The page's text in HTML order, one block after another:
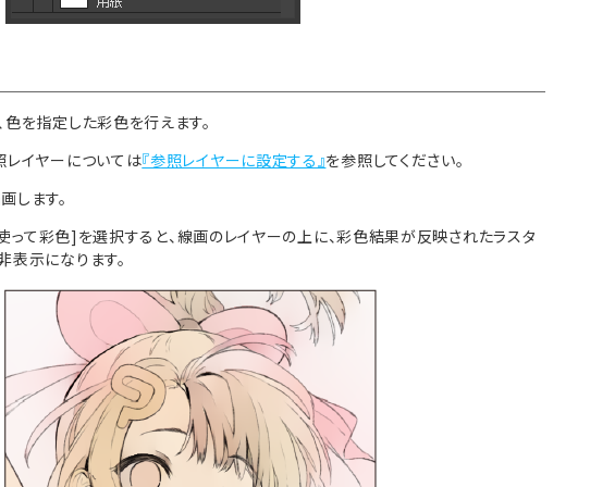
を指定した彩色を行えます。
レイヤーについては『参照レイヤーに設定する』を参照してください。
します。
彩色]を選択すると、線画のレイヤーの上に、彩色結果が反映されたラスタ
表示になります。